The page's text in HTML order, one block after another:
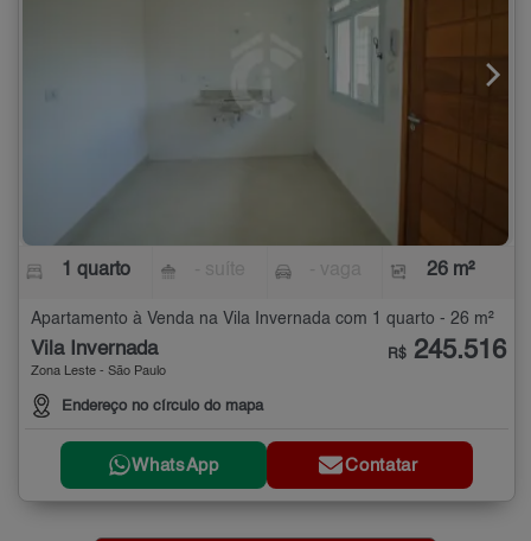
1 quarto 26 m²
Apartamento à Venda na Vila Invernada com 1 quarto - 26 m²
Vila Invernada
Zona Leste - São Paulo
Endereço no círculo do mapa
R$ 245.516
WhatsApp Contatar